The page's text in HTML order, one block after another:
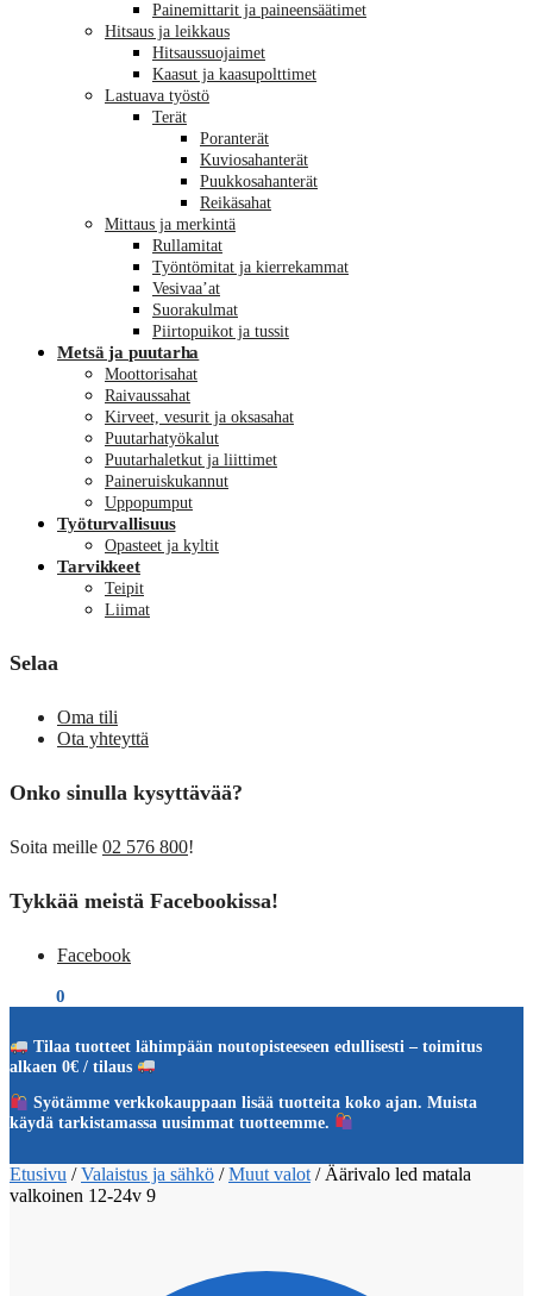
Painemittarit ja paineensäätimet
Hitsaus ja leikkaus
Hitsaussuojaimet
Kaasut ja kaasupolttimet
Lastuava työstö
Terät
Poranterät
Kuviosahanterät
Puukkosahanterät
Reikäsahat
Mittaus ja merkintä
Rullamitat
Työntömitat ja kierrekammat
Vesivaa’at
Suorakulmat
Piirtopuikot ja tussit
Metsä ja puutarha
Moottorisahat
Raivaussahat
Kirveet, vesurit ja oksasahat
Puutarhatyökalut
Puutarhaletkut ja liittimet
Paineruiskukannut
Uppopumput
Työturvallisuus
Opasteet ja kyltit
Tarvikkeet
Teipit
Liimat
Selaa
Oma tili
Ota yhteyttä
Onko sinulla kysyttävää?
Soita meille 02 576 800!
Tykkää meistä Facebookissa!
Facebook
0
Tilaa tuotteet lähimpään noutopisteeseen edullisesti – toimitus
alkaen 0€ / tilaus
Syötämme verkkokauppaan lisää tuotteita koko ajan. Muista
käydä tarkistamassa uusimmat tuotteemme.
Etusivu /Valaistus ja sähkö /Muut valot / Äärivalo led matala
valkoinen 12-24v 9